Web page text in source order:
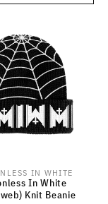
Anbieter:
IN WHITE
In White
Knit Beanie